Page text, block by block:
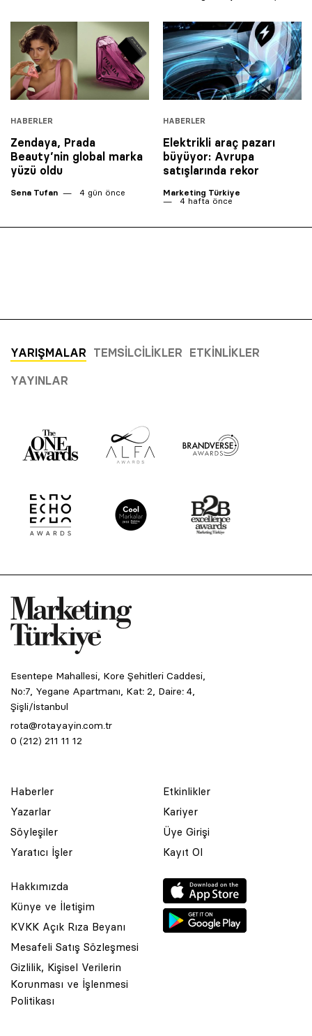
HABERLER
Zendaya, Prada
Beauty’nin global marka
yüzü oldu
Sena Tufan 4 gün önce
HABERLER
Elektrikli araç pazarı
büyüyor: Avrupa
satışlarında rekor
Marketing Türkiye
4 hafta önce
YARIŞMALAR TEMSILCILIKLER ETKINLIKLER
YAYINLAR
Esentepe Mahallesi, Kore Şehitleri Caddesi,
No:7, Yegane Apartmanı, Kat: 2, Daire: 4,
Şişli/İstanbul
rota@rotayayin.com.tr
0 (212) 211 11 12
Haberler
Yazarlar
Söyleşiler
Yaratıcı İşler
Etkinlikler
Kariyer
Üye Girişi
Kayıt Ol
Hakkımızda
Künye ve İletişim
KVKK Açık Rıza Beyanı
Mesafeli Satış Sözleşmesi
Gizlilik, Kişisel Verilerin
Korunması ve İşlenmesi
Politikası
© 2001 Rota Yayın Yapım Tanıtım Tic. Ltd. Şti. Bu Sitede Bulunan